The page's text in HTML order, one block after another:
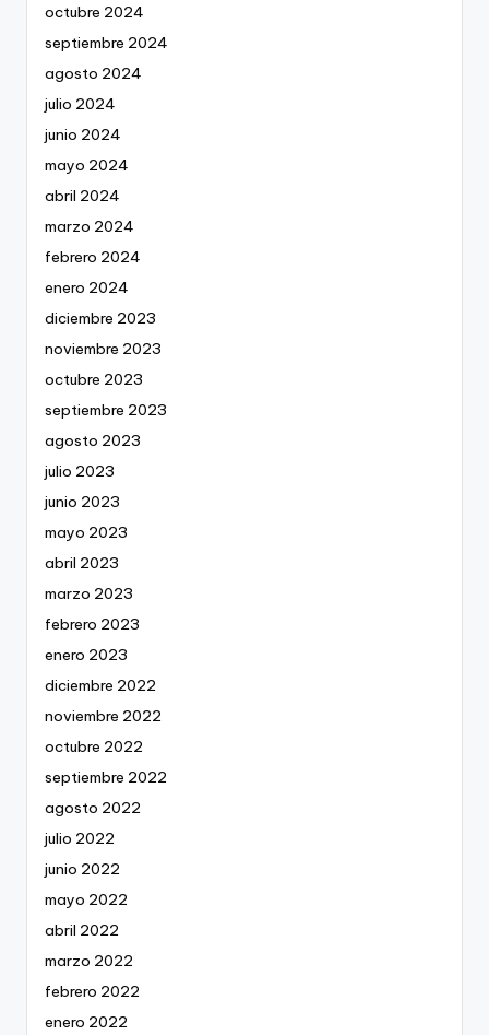
octubre 2024
septiembre 2024
agosto 2024
julio 2024
junio 2024
mayo 2024
abril 2024
marzo 2024
febrero 2024
enero 2024
diciembre 2023
noviembre 2023
octubre 2023
septiembre 2023
agosto 2023
julio 2023
junio 2023
mayo 2023
abril 2023
marzo 2023
febrero 2023
enero 2023
diciembre 2022
noviembre 2022
octubre 2022
septiembre 2022
agosto 2022
julio 2022
junio 2022
mayo 2022
abril 2022
marzo 2022
febrero 2022
enero 2022